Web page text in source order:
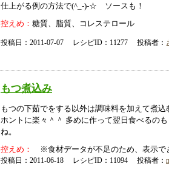
仕上がる例の方法で(^_-)-☆ ソースも！
控えめ： 糖質、脂質、コレステロール
投稿日：2011-07-07 レシピID：11277 投稿者：
もつ煮込み
もつの下茹でをする以外は調味料を加えて煮込
ホントに楽々＾＾ 多めに作って翌日食べるの
ね。
控えめ： ※食材データが不足のため、表示で
投稿日：2011-06-18 レシピID：11094 投稿者：